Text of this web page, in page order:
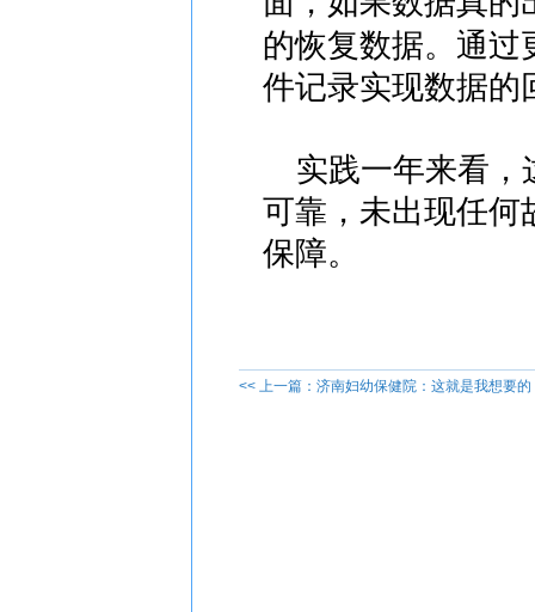
的恢复数据。通过
件记录实现数据的
实践一年来看，
可靠，未出现任何
保障。
<< 上一篇：济南妇幼保健院：这就是我想要的